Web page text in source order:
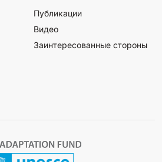
Публикации
Видео
Заинтересованные стороны